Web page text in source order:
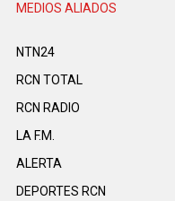
MEDIOS ALIADOS
NTN24
RCN TOTAL
RCN RADIO
LA F.M.
ALERTA
DEPORTES RCN